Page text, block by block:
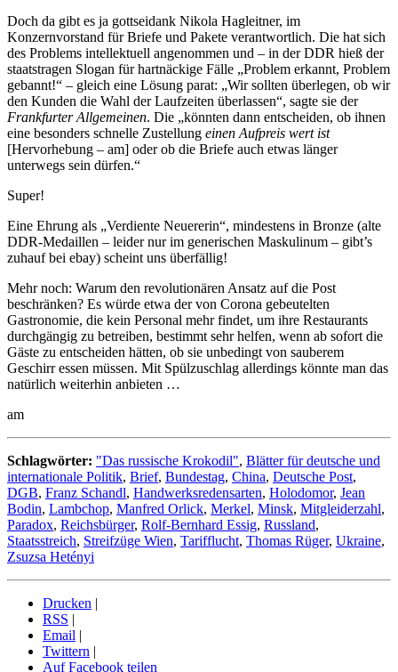
Doch da gibt es ja gottseidank Nikola Hagleitner, im
Konzernvorstand für Briefe und Pakete verantwortlich. Die hat sich
des Problems intellektuell angenommen und – in der DDR hieß der
staatstragen Slogan für hartnäckige Fälle „Problem erkannt, Problem
gebannt!“ – gleich eine Lösung parat: „Wir sollten überlegen, ob wir
den Kunden die Wahl der Laufzeiten überlassen“, sagte sie der
Frankfurter Allgemeinen. Die „könnten dann entscheiden, ob ihnen
eine besonders schnelle Zustellung einen Aufpreis wert ist
[Hervorhebung – am] oder ob die Briefe auch etwas länger
unterwegs sein dürfen.“
Super!
Eine Ehrung als „Verdiente Neuererin“, mindestens in Bronze (alte
DDR-Medaillen – leider nur im generischen Maskulinum – gibt’s
zuhauf bei ebay) scheint uns überfällig!
Mehr noch: Warum den revolutionären Ansatz auf die Post
beschränken? Es würde etwa der von Corona gebeutelten
Gastronomie, die kein Personal mehr findet, um ihre Restaurants
durchgängig zu betreiben, bestimmt sehr helfen, wenn ab sofort die
Gäste zu entscheiden hätten, ob sie unbedingt von sauberem
Geschirr essen müssen. Mit Spülzuschlag allerdings könnte man das
natürlich weiterhin anbieten …
am
Schlagwörter: "Das russische Krokodil", Blätter für deutsche und
internationale Politik, Brief, Bundestag, China, Deutsche Post,
DGB, Franz Schandl, Handwerksredensarten, Holodomor, Jean
Bodin, Lambchop, Manfred Orlick, Merkel, Minsk, Mitgleiderzahl,
Paradox, Reichsbürger, Rolf-Bernhard Essig, Russland,
Staatsstreich, Streifzüge Wien, Tarifflucht, Thomas Rüger, Ukraine,
Zsuzsa Hetényi
Drucken |
RSS |
Email |
Twittern |
Auf Facebook teilen